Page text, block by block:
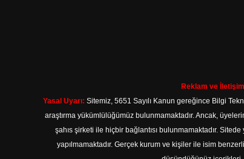
Reklam ve
Yasal Uyarı: Sitemiz, 5651 Sayılı Kanun gereğince Bilgi
araştırma yükümlülüğümüz bulunmamaktadır. Ancak,
şahıs şirketi ile hiçbir bağlantısı bulunmamaktadır.
yapılmamaktadır. Gerçek kurum ve kişiler ile isim